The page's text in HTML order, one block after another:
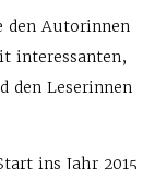
den Autorinnen
interessanten,
den Leserinnen
ins Jahr 2015